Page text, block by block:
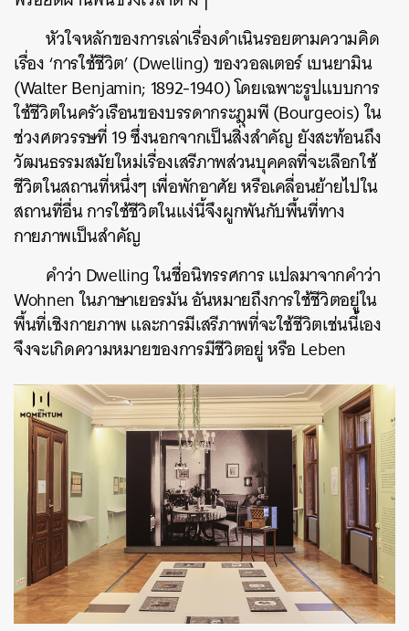
หัวใจหลักของการเล่าเรื่องดำเนินรอยตามความคิด
เรื่อง ‘การใช้ชีวิต’ (Dwelling) ของวอลเตอร์ เบนยามิน
(Walter Benjamin; 1892-1940) โดยเฉพาะรูปแบบการ
ใช้ชีวิตในครัวเรือนของบรรดากระฎุมพี (Bourgeois) ใน
ช่วงศตวรรษที่ 19 ซึ่งนอกจากเป็นสิ่งสำคัญ ยังสะท้อนถึง
วัฒนธรรมสมัยใหม่เรื่องเสรีภาพส่วนบุคคลที่จะเลือกใช้
ชีวิตในสถานที่หนึ่งๆ เพื่อพักอาศัย หรือเคลื่อนย้ายไปใน
สถานที่อื่น การใช้ชีวิตในแง่นี้จึงผูกพันกับพื้นที่ทาง
กายภาพเป็นสำคัญ
คำว่า Dwelling ในชื่อนิทรรศการ แปลมาจากคำว่า
Wohnen ในภาษาเยอรมัน อันหมายถึงการใช้ชีวิตอยู่ใน
พื้นที่เชิงกายภาพ และการมีเสรีภาพที่จะใช้ชีวิตเช่นนี้เอง
จึงจะเกิดความหมายของการมีชีวิตอยู่ หรือ Leben